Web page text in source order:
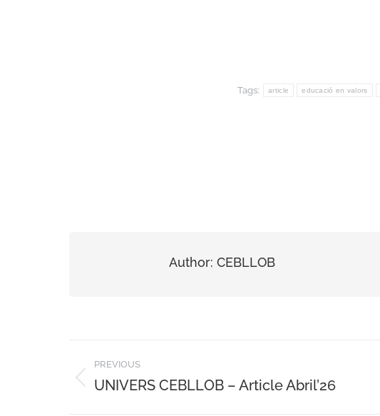
Tags: article educació en valors
Author: CEBLLOB
Post
navigation
PREVIOUS
Previous
UNIVERS CEBLLOB – Article Abril’26